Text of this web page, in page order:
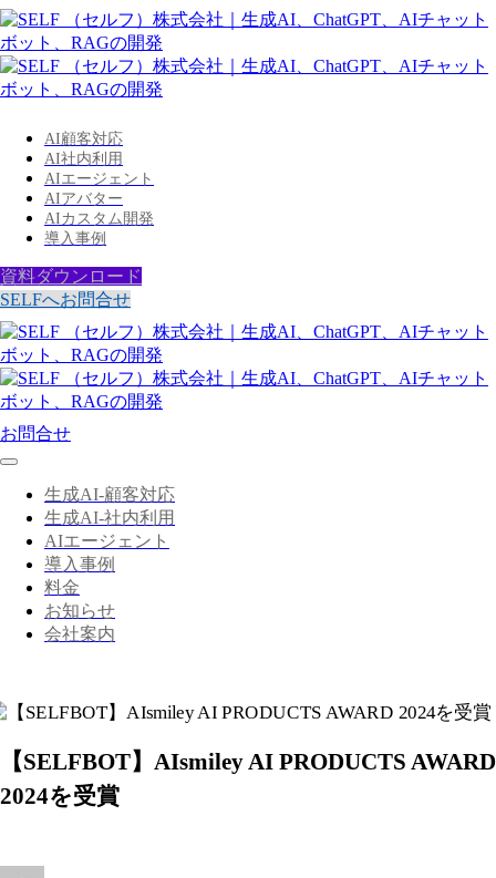
AI顧客対応
AI社内利用
AIエージェント
AIアバター
AIカスタム開発
導入事例
資料ダウンロード
SELFへお問合せ
お問合せ
生成AI-顧客対応
生成AI-社内利用
AIエージェント
導入事例
料金
お知らせ
会社案内
【SELFBOT】AIsmiley AI PRODUCTS AWARD
2024を受賞